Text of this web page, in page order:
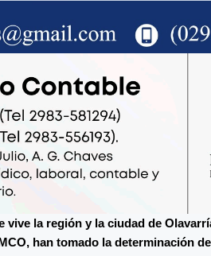
la región y la ciudad de
han tomado la determinación